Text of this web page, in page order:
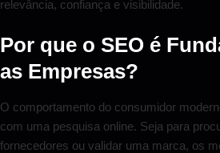
relevância, confiança e visibilidade.
Por que o SEO é
as Empresas?
O comportamento do consumidor
com uma pesquisa online. Seja para
fornecedores ou validar uma marca, os